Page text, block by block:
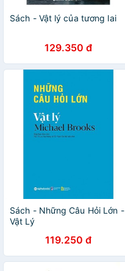
Sách - Vật lý của tương lai
129.350 đ
Sách - Những Câu Hỏi Lớn -
Vật Lý
119.250 đ